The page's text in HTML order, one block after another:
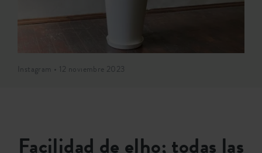
Instagram • 12 noviembre 2023
Facilidad de elho; todas las